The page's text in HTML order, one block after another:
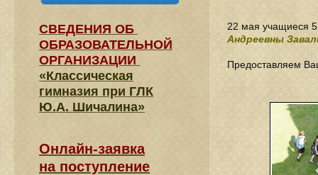
22 мая учащиеся
Андреевны
Предоставляем
СВЕДЕНИЯ​ ОБ
ОБРАЗОВАТЕЛЬНОЙ
ОРГАНИЗАЦИИ
«Классическая
гимназия при ГЛК
Ю.А. Шичалина»
Онлайн-заявка
на поступление